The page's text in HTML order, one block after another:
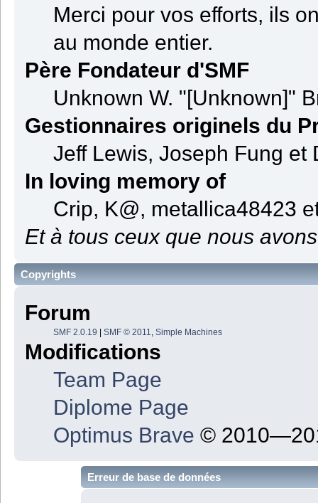
Merci pour vos efforts, ils
au monde entier.
Père Fondateur d'SMF
Unknown W. "[Unknown]"
Gestionnaires originels du
Jeff Lewis, Joseph Fung et
In loving memory of
Crip, K@, metallica48423
Et à tous ceux que nous
Copyrights
Forum
SMF 2.0.19 | SMF © 2011 Simple Machines
Modifications
Team Page
Diplome Page
Optimus Brave ©
Erreur de base de données